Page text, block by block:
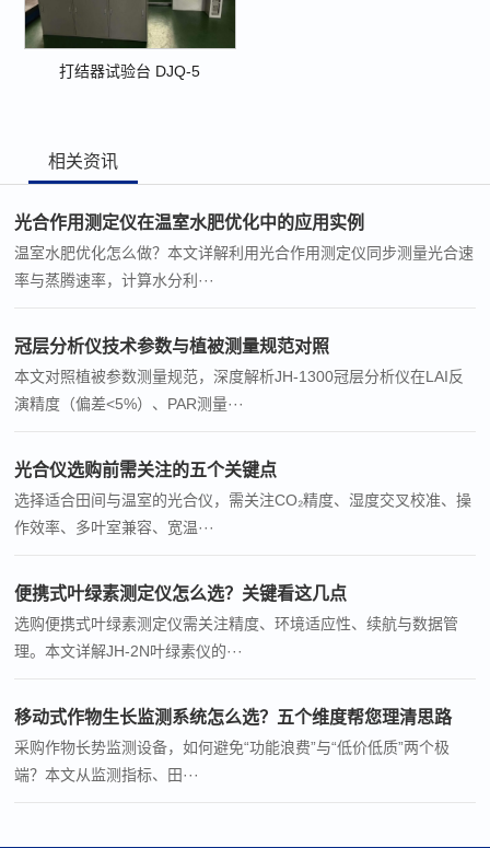
打结器试验台 DJQ-5
相关资讯
光合作用测定仪在温室水肥优化中的应用实例
温室水肥优化怎么做？本文详解利用光合作用测定仪同步测量光合速
率与蒸腾速率，计算水分利···
冠层分析仪技术参数与植被测量规范对照
本文对照植被参数测量规范，深度解析JH-1300冠层分析仪在LAI反
演精度（偏差<5%）、PAR测量···
光合仪选购前需关注的五个关键点
选择适合田间与温室的光合仪，需关注CO₂精度、湿度交叉校准、操
作效率、多叶室兼容、宽温···
便携式叶绿素测定仪怎么选？关键看这几点
选购便携式叶绿素测定仪需关注精度、环境适应性、续航与数据管
理。本文详解JH-2N叶绿素仪的···
移动式作物生长监测系统怎么选？五个维度帮您理清思路
采购作物长势监测设备，如何避免“功能浪费”与“低价低质”两个极
端？本文从监测指标、田···